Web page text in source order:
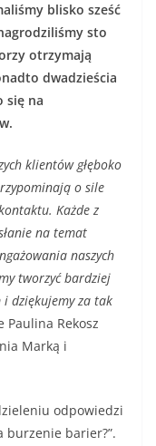
blisko sześć
sto
otrzymają
dwadzieścia
się na
klientów głęboko
o sile
Każde z
na temat
naszych
tworzyć bardziej
dziękujemy za tak
Paulina Rekosz
Marką i
odpowiedzi
burzenie barier?”.